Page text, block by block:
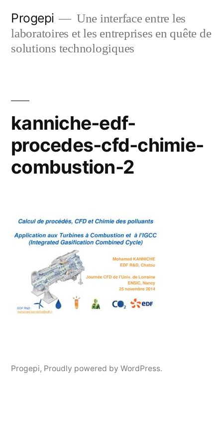
content
Progepi
Une interface entre les
laboratoires et les entreprises en quête de
solutions technologiques
kanniche-edf-
procedes-cfd-chimie-
combustion-2
Progepi, Proudly powered by WordPress.